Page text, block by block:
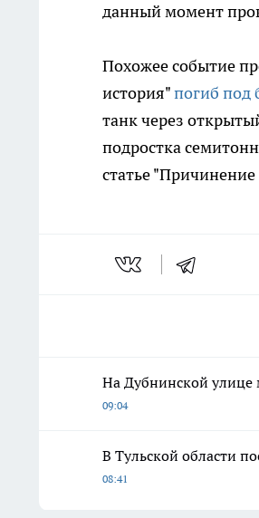
данный момент
Похожее событие
история"погиб под
танк через
подростка
статье
На Дубнинской улице
09:04
В Тульской области
08:41